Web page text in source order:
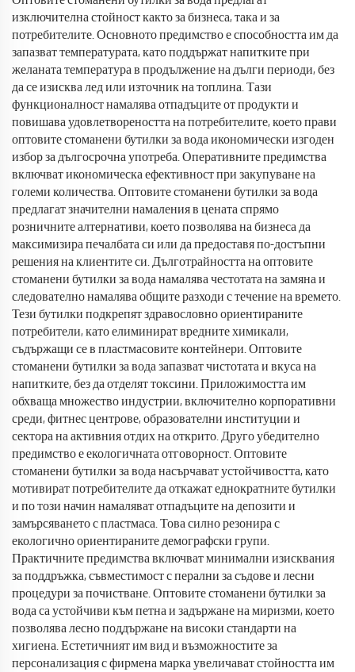
изключителна стойност както за бизнеса, така и за
потребителите. Основното предимство е способността им да
запазват температурата, като поддържат напитките при
желаната температура в продължение на дълги периоди, без
да се изисква лед или източник на топлина. Тази
функционалност намалява отпадъците от продукти и
повишава удовлетвореността на потребителите, което прави
оптовите стоманени бутилки за вода икономически изгоден
избор за дългосрочна употреба. Оперативните предимства
включват икономическа ефективност при закупуване на
големи количества. Оптовите стоманени бутилки за вода
предлагат значителни намаления в цената спрямо
розничните алтернативи, което позволява на бизнеса да
максимизира печалбата си или да предоставя по-достъпни
решения на клиентите си. Дълготрайността на оптовите
стоманени бутилки за вода намалява честотата на замяна и
следователно намалява общите разходи с течение на времето.
Тези бутилки подкрепят здравословно ориентираните
потребители, като елиминират вредните химикали,
съдържащи се в пластмасовите контейнери. Оптовите
стоманени бутилки за вода запазват чистотата и вкуса на
напитките, без да отделят токсини. Приложимостта им
обхваща множество индустрии, включително корпоративни
среди, фитнес центрове, образователни институции и
сектора на активния отдих на открито. Друго убедително
предимство е екологичната отговорност. Оптовите
стоманени бутилки за вода насърчават устойчивостта, като
мотивират потребителите да откажат еднократните бутилки
и по този начин намаляват отпадъците на депозити и
замърсяването с пластмаса. Това силно резонира с
екологично ориентираните демографски групи.
Практичните предимства включват минимални изисквания
за поддръжка, съвместимост с перални за съдове и лесни
процедури за почистване. Оптовите стоманени бутилки за
вода са устойчиви към петна и задържане на миризми, което
позволява лесно поддържане на високи стандарти на
хигиена. Естетичният им вид и възможностите за
персонализация с фирмена марка увеличават стойността им